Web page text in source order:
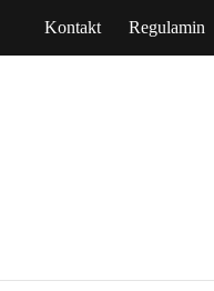
Kontakt Regulamin